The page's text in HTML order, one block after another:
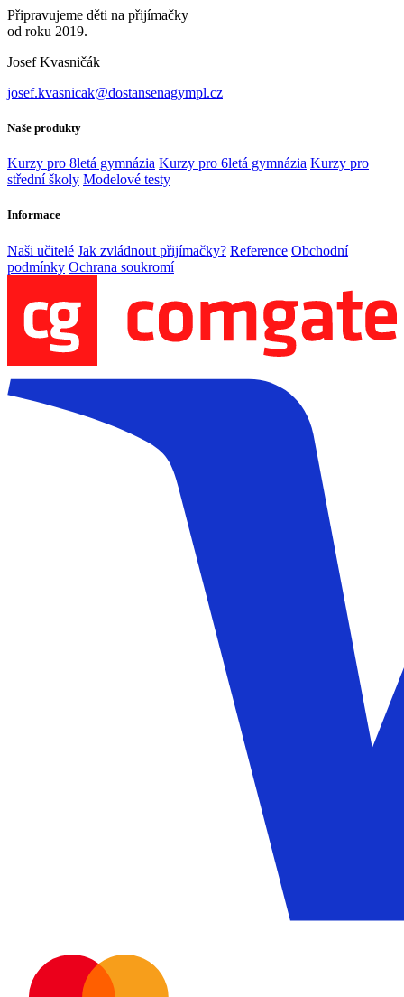
Připravujeme děti na přijímačky
od roku 2019.
Josef Kvasničák
josef.kvasnicak@dostansenagympl.cz
Naše produkty
Kurzy pro 8letá gymnázia Kurzy pro 6letá gymnázia Kurzy pro
střední školy Modelové testy
Informace
Naši učitelé Jak zvládnout přijímačky? Reference Obchodní
podmínky Ochrana soukromí